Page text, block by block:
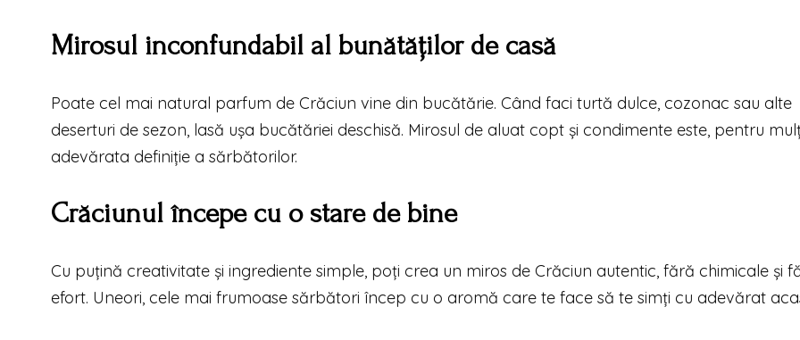
Mirosul inconfundabil al bunătăților de casă
Poate cel mai natural parfum de Crăciun vine din bucătărie. Când faci turtă dulce, cozonac sau alte
deserturi de sezon, lasă ușa bucătăriei deschisă. Mirosul de aluat copt și condimente este, pentru
adevărata definiție a sărbătorilor.
Crăciunul începe cu o stare de bine
Cu puțină creativitate și ingrediente simple, poți crea un miros de Crăciun autentic, fără chimicale și
efort. Uneori, cele mai frumoase sărbători încep cu o aromă care te face să te simți cu adevărat